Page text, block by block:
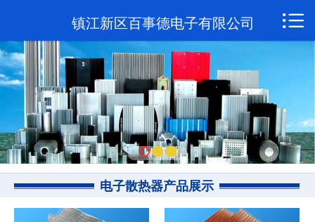
 网站首页
关于我们
新闻资讯
产品展示
联系我们
镇江新区百事德电子有限公司 
电子散热器产品展示